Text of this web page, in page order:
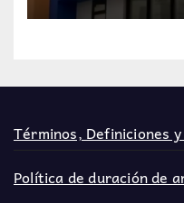
Términos, Definiciones
Política de duración de